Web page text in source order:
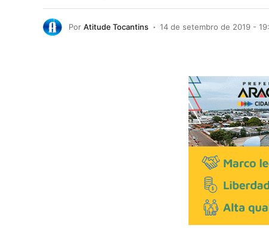
Por Atitude Tocantins 14 de setembro de 2019 -